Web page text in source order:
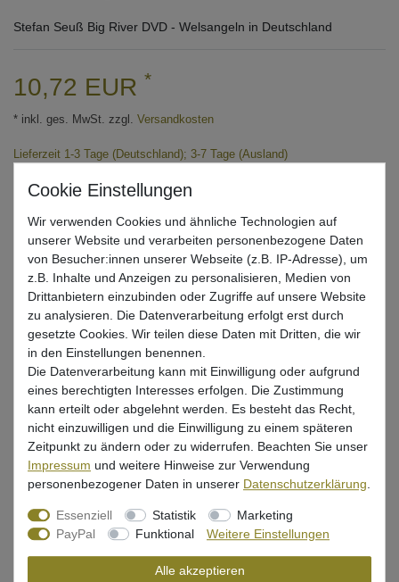
Stefan Seuß Big River DVD - Welsangeln in Deutschland
10,72 EUR *
* inkl. ges. MwSt. zzgl. Versandkosten
Lieferzeit 1-3 Tage (Deutschland); 3-7 Tage (Ausland)
In den Warenkorb
Wunschliste
Beschreibung
Bewertung
Stefan Seuß DVD übers Wallerangeln in Flüssen
Sprache: Deutsch
Wir verwenden Cookies und ähnliche Technologien auf
unserer Website und verarbeiten personenbezogene Daten
von Besucher:innen unserer Webseite (z.B. IP-Adresse), um
z.B. Inhalte und Anzeigen zu personalisieren, Medien von
Drittanbietern einzubinden oder Zugriffe auf unsere Website
zu analysieren. Die Datenverarbeitung erfolgt erst durch
gesetzte Cookies. Wir teilen diese Daten mit Dritten, die wir
in den Einstellungen benennen.
Die Datenverarbeitung kann mit Einwilligung oder aufgrund
eines berechtigten Interesses erfolgen. Die Zustimmung
kann erteilt oder abgelehnt werden. Es besteht das Recht,
nicht einzuwilligen und die Einwilligung zu einem späteren
Zeitpunkt zu ändern oder zu widerrufen. Beachten Sie unser
Impressum und weitere Hinweise zur Verwendung
personenbezogener Daten in unserer Daten­schutz­erklärung
Essenziell Statistik
Marketing
PayPal
Funktional Weitere Einstellungen
Alle akzeptieren